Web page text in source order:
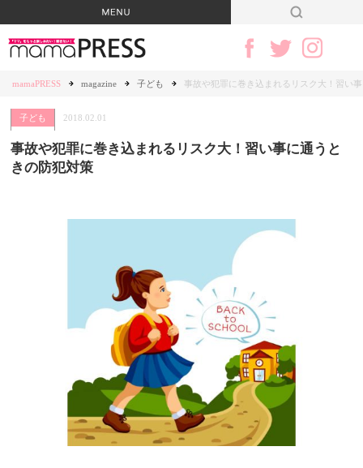
mamaPRESS magazine 子ども 事故や犯罪に巻き込まれるリスク大！習い
子ども 2018.02.01
事故や犯罪に巻き込まれるリスク大！習い事に通うと
きの防犯対策